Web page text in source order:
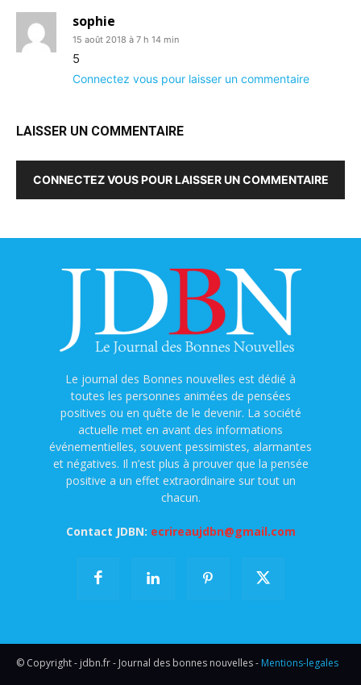
sophie
15 août 2018 à 7 h 14 min
5
Connectez vous pour laisser un commentaire
LAISSER UN COMMENTAIRE
CONNECTEZ VOUS POUR LAISSER UN COMMENTAIRE
Le journal des Bonnes nouvelles est dédié à
toutes les personnes animées de pensées
positives ou en quête de le devenir. La société
actuelle met en avant des informations
événementielles, souvent pessimistes, alarmantes
et négatives. Il n’est plus à prouver que la pensée
positive a un effet extraordinaire sur tout un
chacun.
Contact JDBN: ecrireaujdbn@gmail.com
© Copyright - jdbn.fr - Journal des bonnes nouvelles - Mentions-legales